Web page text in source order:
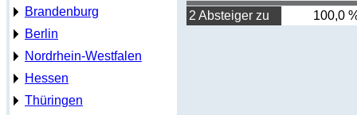
Brandenburg
Berlin
Nordrhein-Westfalen
Hessen
Thüringen
2 Absteiger zu
100,0